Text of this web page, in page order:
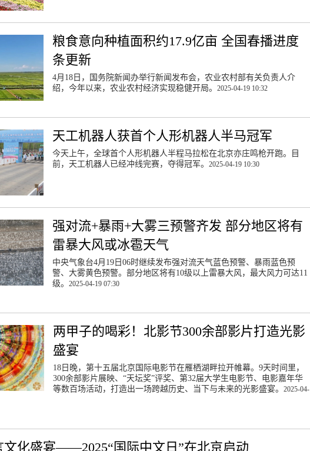
粮食意向种植面积约17.9亿亩 全国春播进度
条更新
4月18日，国务院新闻办举行新闻发布会，农业农村部有关负责人介
绍，今年以来，农业农村经济实现稳健开局。2025-04-19 10:32
天工机器人获首个人形机器人半马冠军
今天上午，全球首个人形机器人半程马拉松在北京亦庄鸣枪开跑。目
前，天工机器人已经冲线完赛，夺得冠军。2025-04-19 10:30
强对流+暴雨+大雾三预警齐发 部分地区将有
雷暴大风或冰雹天气
中央气象台4月19日06时继续发布强对流天气蓝色预警、暴雨蓝色预
警、大雾黄色预警。部分地区将有10级以上雷暴大风，最大风力可达11
级。2025-04-19 07:30
两甲子的喝彩！北影节300余部影片打造光影
盛宴
18日晚，第十五届北京国际电影节在雁栖湖畔拉开帷幕。9天时间里，
300余部影片展映、“天坛奖”评奖、第32届大学生电影节、电影嘉年华
等数百场活动，打造出一场跨越历史、当下与未来的光影盛宴。 2025-04-
文化盛宴——2025“国际中文日”在北京启动